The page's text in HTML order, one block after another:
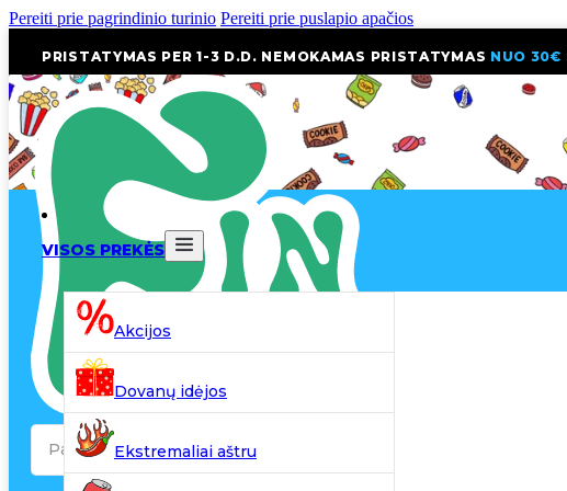
Pereiti prie pagrindinio turinio Pereiti prie puslapio apačios
PRISTATYMAS PER 1-3 D.D. NEMOKAMAS PRISTATYMAS NUO 30€
Search
VISOS PREKĖS
Akcijos
Dovanų idėjos
Ekstremaliai aštru